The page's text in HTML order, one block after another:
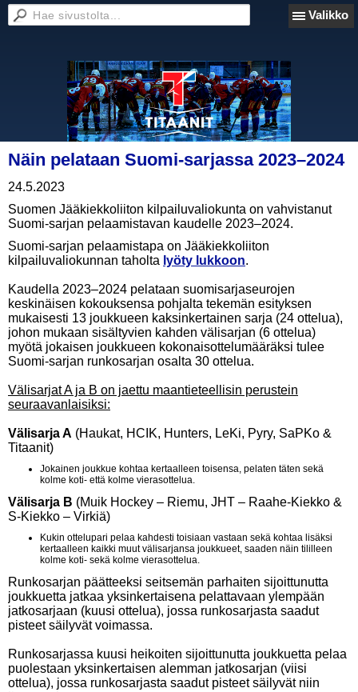
Valikko
Näin pelataan Suomi-sarjassa 2023–2024
24.5.2023
Suomen Jääkiekkoliiton kilpailuvaliokunta on vahvistanut
Suomi-sarjan pelaamistavan kaudelle 2023–2024.
Suomi-sarjan pelaamistapa on Jääkiekkoliiton
kilpailuvaliokunnan taholta lyöty lukkoon.
Kaudella 2023–2024 pelataan suomisarjaseurojen
keskinäisen kokouksensa pohjalta tekemän esityksen
mukaisesti 13 joukkueen kaksinkertainen sarja (24 ottelua),
johon mukaan sisältyvien kahden välisarjan (6 ottelua)
myötä jokaisen joukkueen kokonaisottelumääräksi tulee
Suomi-sarjan runkosarjan osalta 30 ottelua.
Välisarjat A ja B on jaettu maantieteellisin perustein
seuraavanlaisiksi:
Välisarja A (Haukat, HCIK, Hunters, LeKi, Pyry, SaPKo &
Titaanit)
Jokainen joukkue kohtaa kertaalleen toisensa, pelaten täten sekä
kolme koti- että kolme vierasottelua.
Välisarja B (Muik Hockey – Riemu, JHT – Raahe-Kiekko &
S-Kiekko – Virkiä)
Kukin ottelupari pelaa kahdesti toisiaan vastaan sekä kohtaa lisäksi
kertaalleen kaikki muut välisarjansa joukkueet, saaden näin tililleen
kolme koti- sekä kolme vierasottelua.
Runkosarjan päätteeksi seitsemän parhaiten sijoittunutta
joukkuetta jatkaa yksinkertaisena pelattavaan ylempään
jatkosarjaan (kuusi ottelua), jossa runkosarjasta saadut
pisteet säilyvät voimassa.
Runkosarjassa kuusi heikoiten sijoittunutta joukkuetta pelaa
puolestaan yksinkertaisen alemman jatkosarjan (viisi
ottelua), jossa runkosarjasta saadut pisteet säilyvät niin